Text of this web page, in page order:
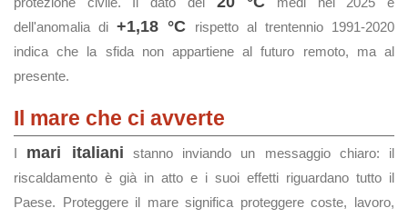
dell'anomalia di+1,18 °C rispetto al trentennio 1991-2020
indica che la sfida non appartiene al futuro remoto, ma al
presente.
Il mare che ci avverte
I mari italiani stanno inviando un messaggio chiaro: il
riscaldamento è già in atto e i suoi effetti riguardano tutto il
Paese. Proteggere il mare significa proteggere coste, lavoro,